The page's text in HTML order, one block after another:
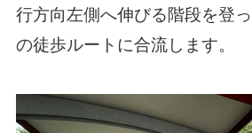
行方向左側へ伸びる階段を登
の徒歩ルートに合流します。